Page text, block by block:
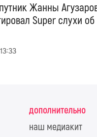
Жанны
Super слухи
13:33
дополнительно
наш медиакит